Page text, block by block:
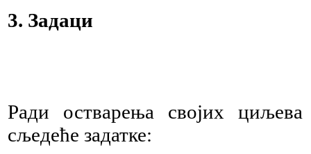
3. Задаци
Ради остварења својих
сљедеће задатке: